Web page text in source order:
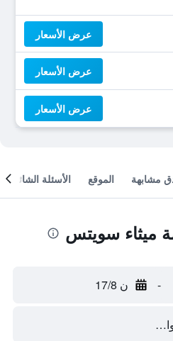
عرض الأسعار
عرض الأسعار
عرض الأسعار
مشابهة الموقع الأسئلة الشائعة
ميثاء سويتس
- ن 17/8